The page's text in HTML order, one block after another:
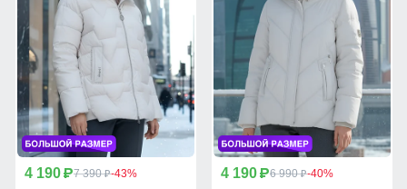
4 190 p7 390 p-43%
4 190 p6 990 p-40%